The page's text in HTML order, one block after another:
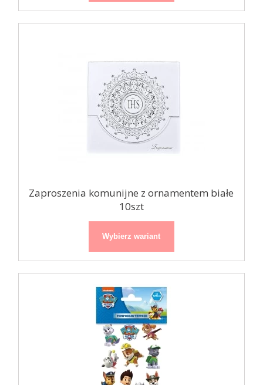
Zaproszenia komunijne z ornamentem białe
10szt
Wybierz wariant